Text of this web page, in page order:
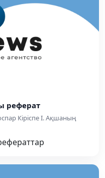
реферат
Кіріспе І. Ақшаның